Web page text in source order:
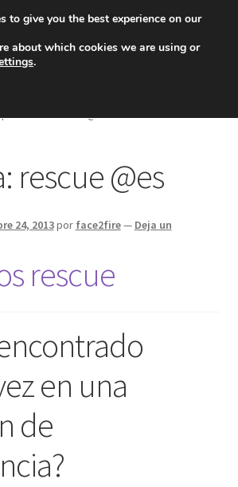
rescue @es
24, 2013por face2fire— Deja un
rescue
en una
de
to give you the best experience on our
about which cookies we are using or
.